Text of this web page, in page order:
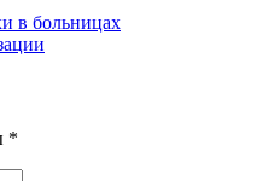
в больницах
*